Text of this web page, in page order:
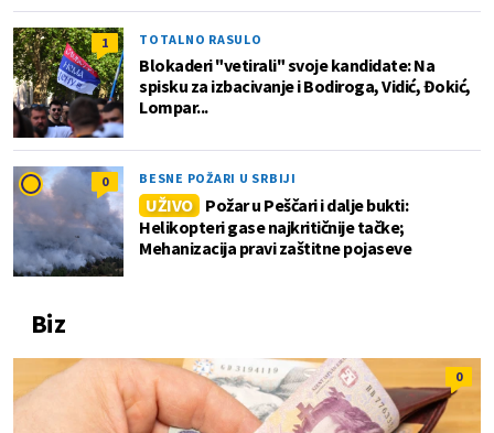
1 TOTALNO RASULO
Blokaderi "vetirali" svoje kandidate: Na
spisku za izbacivanje i Bodiroga, Vidić, Đokić,
Lompar...
0 BESNE POŽARI U SRBIJI
UŽIVO
Požar u Peščari i dalje bukti:
Helikopteri gase najkritičnije tačke;
Mehanizacija pravi zaštitne pojaseve
Biz
0